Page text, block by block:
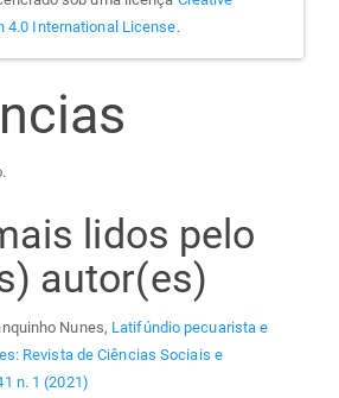
4.0 International License.
lidos pelo
autor(es)
Nunes, Latifúndio pecuarista e
Revista de Ciências Sociais e
n. 1 (2021)